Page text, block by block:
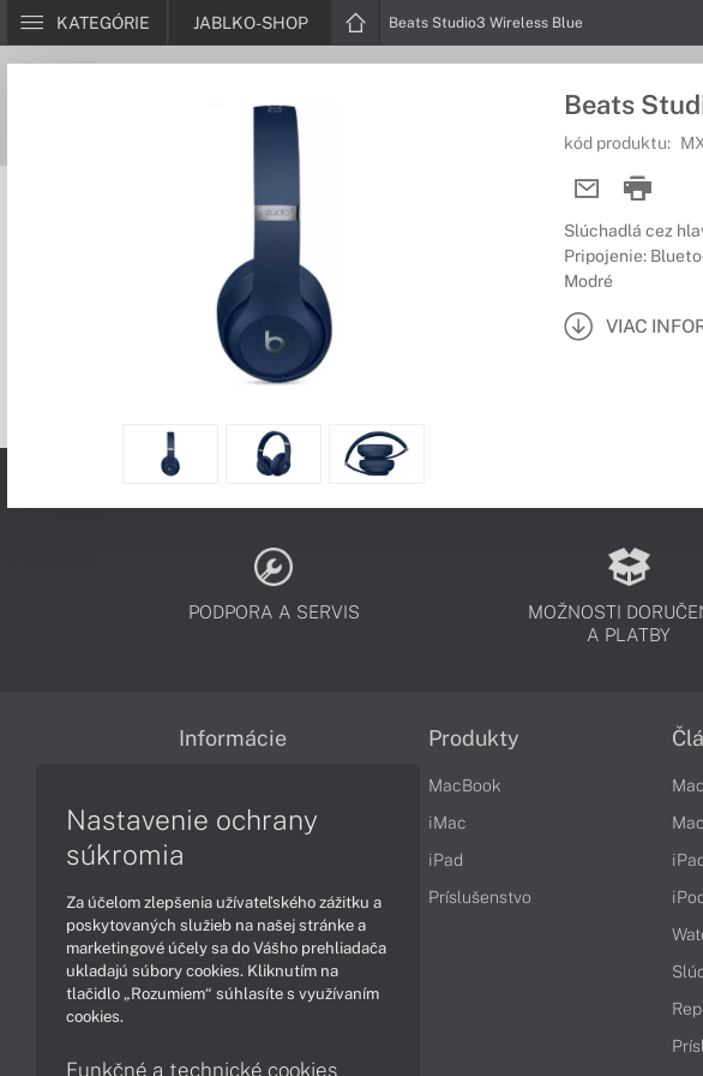
KATEGÓRIE JABLKO-SHOP Beats Studio3 Wireless Blue
Beats
kód produktu:
Slúchadlá cez
Pripojenie:
Modré
VIAC
PODPORA A SERVIS
MOŽNOSTI
A PLATBY
Informácie
Reklamačné podmienky
Ochrana osobných údajov
Vrátenie tovaru
Vyhlásenie o prístupnosti
Cookies
Produkty
MacBook
iMac
iPad
Príslušenstvo
Mac
Nastavenie ochrany
súkromia
Za účelom zlepšenia užívateľského zážitku a
poskytovaných služieb na našej stránke a
marketingové účely sa do Vášho prehliadača
ukladajú súbory cookies. Kliknutím na
tlačidlo „Rozumiem“ súhlasíte s využívaním
cookies.
Funkčné a technické cookies